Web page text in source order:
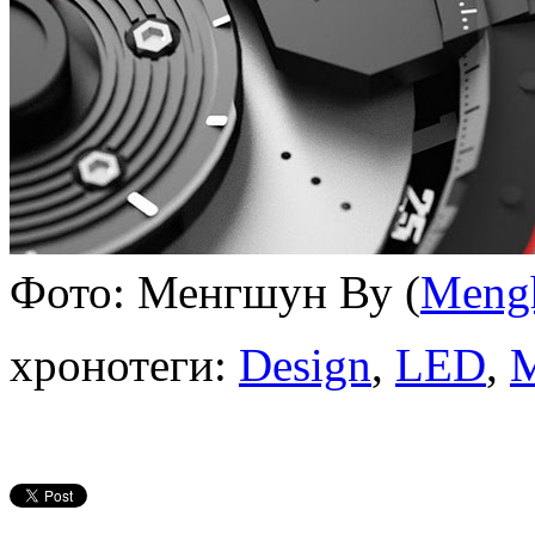
Фото: Менгшун Ву (
хронотеги: Design, LED,